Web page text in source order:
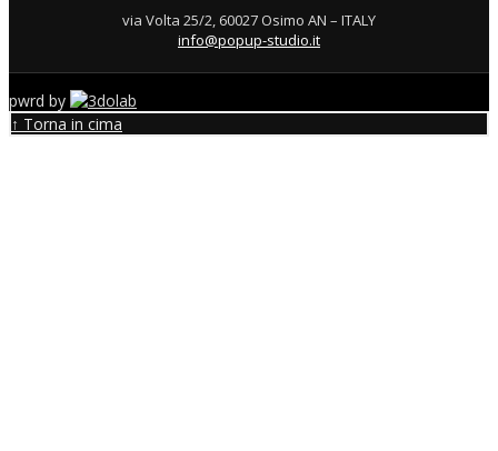
via Volta 25/2, 60027 Osimo AN – ITALY
info@popup-studio.it
pwrd by
↑ Torna in cima